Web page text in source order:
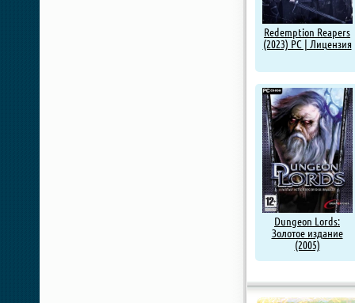
Redemption Reapers
(2023) PC | Лицензия
Dungeon Lords:
Золотое издание
(2005)